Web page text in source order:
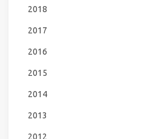
2018
2017
2016
2015
2014
2013
2012